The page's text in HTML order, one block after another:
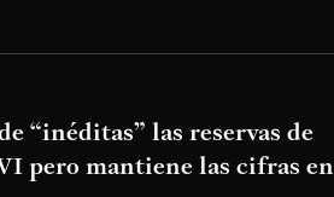
“inéditas” las reservas de
pero mantiene las cifras en